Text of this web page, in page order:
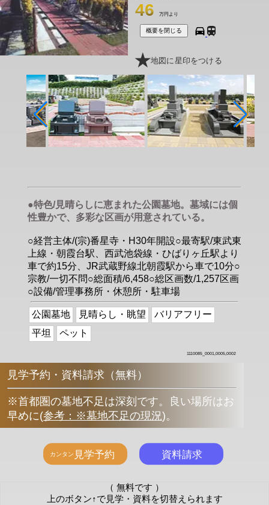
46 万円より
概要を閉じる
地図に星印をつける
●特色/見晴らしに恵まれた公園墓地。墓域には個
性豊かで、多彩な区画が用意されている。
○経営主体/(宗)番星寺・H30年開設○最寄駅/東武東
上線・朝霞台駅、西武池袋線・ひばりヶ丘駅より
車で約15分、JR武蔵野線北朝霞駅から車で10分○
宗教/一切不問○総面積/6,458○総区画数/1,257区画
○設備/管理事務所・休憩所・駐車場
公園墓地 見晴らし・眺望
バリアフリー
平坦
ペット
1110085_0001,0005,0002
見学予約・資料請求（無料）
※首都圏の墓地不足は深刻です。良い場所はお
早めに(参考：※墓地不足の現況)。
（ 無料です ）
上のボタン↑で見学・資料を切替えられます